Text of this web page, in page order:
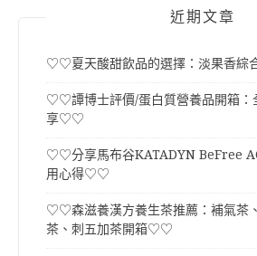
近期文章
♡♡夏天酸甜飲品的選擇：淡果香綜
♡♡譚博士評價/蛋白質營養品開箱：
享♡♡
♡♡分享馬布谷KATADYN BeFree
用心得♡♡
♡♡森滋養漢方養生茶推薦：補氣茶
茶、刺五加茶開箱♡♡